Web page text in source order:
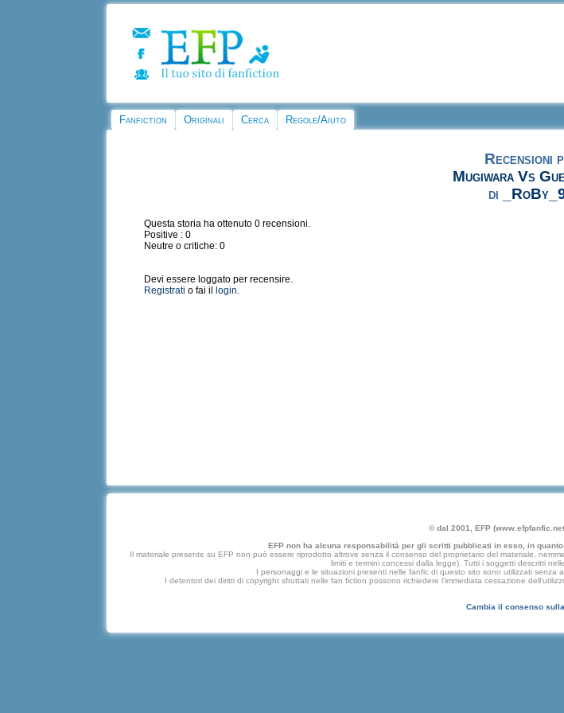
Fanfiction Originali Cerca Regole/Aiuto
Recensioni
Mugiwara Vs
di
Questa storia ha ottenuto 0 recensioni.
Positive : 0
Neutre o critiche: 0
Devi essere loggato per recensire.
Registrati o fai il login.
© dal 2001, EFP
EFP non ha alcuna responsabilità per gli scritti pubblicati in esso, in
Il materiale presente su EFP non può essere riprodotto altrove senza il consenso del proprietario del materiale,
limiti e termini concessi dalla legge). Tutti i soggetti descritti
I personaggi e le situazioni presenti nelle fanfic di questo sito sono utilizzati
I detentori dei diritti di copyright sfruttati nelle fan fiction possono richiedere l'immediata cessazione
Cambia il consenso